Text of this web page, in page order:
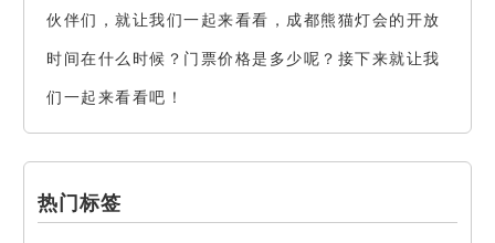
伙伴们，就让我们一起来看看，成都熊猫灯会的开放
时间在什么时候？门票价格是多少呢？接下来就让我
们一起来看看吧！
热门标签